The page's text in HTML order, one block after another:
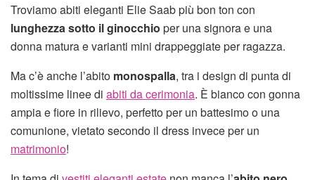
Troviamo abiti eleganti Elie Saab più bon ton con
lunghezza sotto il ginocchio per una signora e una
donna matura e varianti mini drappeggiate per ragazza.
Ma c’è anche l’abito monospalla, tra i design di punta di
moltissime linee di abiti da cerimonia. È bianco con gonna
ampia e fiore in rilievo, perfetto per un battesimo o una
comunione, vietato secondo il dress invece per un
matrimonio!